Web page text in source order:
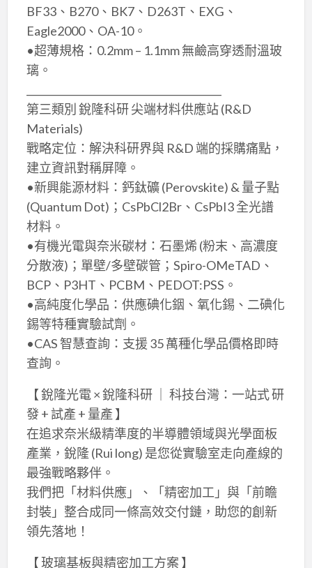
BF33、B270、BK7、D263T、EXG、
Eagle2000、OA-10。
•超薄規格：0.2mm – 1.1mm 無鹼高穿透耐溫玻
璃。
第三類別 銳隆科研 尖端材料供應站 (R&D
Materials)
戰略定位：解決科研界與 R&D 端的採購痛點，
建立資訊對稱屏障。
•新興能源材料：鈣鈦礦 (Perovskite) & 量子點
(Quantum Dot)；CsPbCl2Br、CsPbI3 全光譜
材料。
•有機光電與奈米碳材：石墨烯 (粉末、高濃度
分散液)；單壁/多壁碳管；Spiro-OMeTAD、
BCP、P3HT、PCBM、PEDOT:PSS。
•高純度化學品：供應碘化銦、氧化錫、二碘化
錫等特種實驗試劑。
•CAS 智慧查詢：支援 35 萬種化學品價格即時
查詢。
【 銳隆光電 × 銳隆科研 ｜ 科技台灣：一站式 研
發 + 試產 + 量產 】
在追求奈米級精準度的半導體領域與光學面板
產業，銳隆 (Rui long) 是您從實驗室走向產線的
最強戰略夥伴。
我們把「材料供應」、「精密加工」與「前瞻
封裝」整合成同一條高效交付鏈，助您的創新
領先落地！
【 玻璃基板與精密加工方案 】